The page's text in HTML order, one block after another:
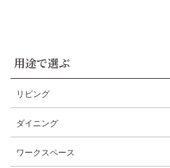
用途で選ぶ
リビング
ダイニング
ワークスペース